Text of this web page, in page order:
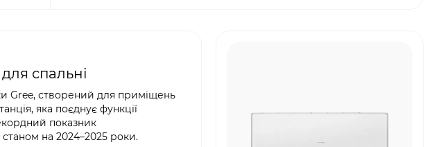
спальні
Gree, створений для приміщень
яка поєднує функції
показник
на 2024–2025 роки.